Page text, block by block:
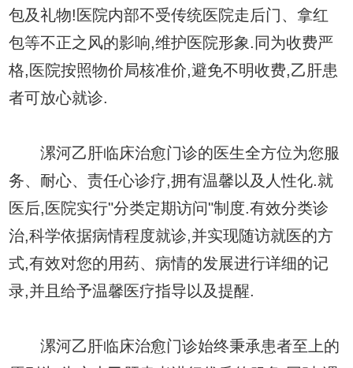
包及礼物!医院内部不受传统医院走后门、拿红
包等不正之风的影响,维护医院形象.同为收费严
格,医院按照物价局核准价,避免不明收费,乙肝患
者可放心就诊.
漯河乙肝临床治愈门诊的医生全方位为您服
务、耐心、责任心诊疗,拥有温馨以及人性化.就
医后,医院实行"分类定期访问"制度.有效分类诊
治,科学依据病情程度就诊,并实现随访就医的方
式,有效对您的用药、病情的发展进行详细的记
录,并且给予温馨医疗指导以及提醒.
漯河乙肝临床治愈门诊始终秉承患者至上的